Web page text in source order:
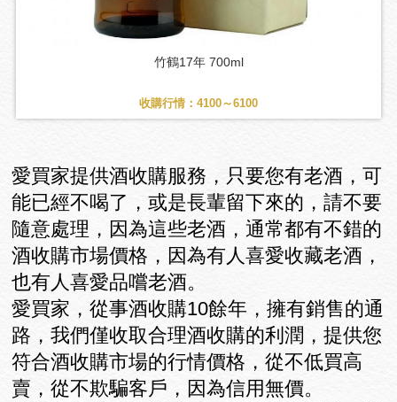
竹鶴17年 700ml
收購行情：4100～6100
愛買家提供酒收購服務，只要您有老酒，可
能已經不喝了，或是長輩留下來的，請不要
隨意處理，因為這些老酒，通常都有不錯的
酒收購市場價格，因為有人喜愛收藏老酒，
也有人喜愛品嚐老酒。
愛買家，從事酒收購10餘年，擁有銷售的通
路，我們僅收取合理酒收購的利潤，提供您
符合酒收購市場的行情價格，從不低買高
賣，從不欺騙客戶，因為信用無價。